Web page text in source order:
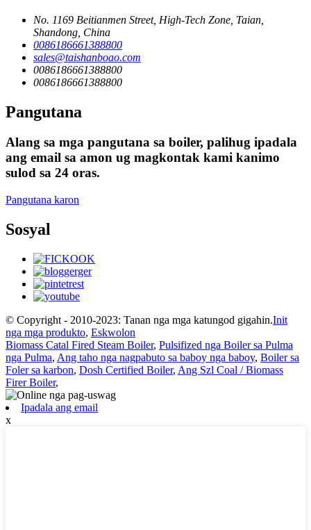
No. 1169 Beitianmen Street, High-Tech Zone, Taian,
Shandong, China
0086186661388800
sales@taishanboao.com
0086186661388800
0086186661388800
Pangutana
Alang sa mga pangutana sa boiler, palihug ipadala
ang email sa amon ug magkontak kami kanimo
sulod sa 24 oras.
Pangutana karon
Sosyal
© Copyright - 2010-2023: Tanan nga mga katungod gigahin.Init
nga mga produkto, Eskwolon
Biomass Catal Fired Steam Boiler, Pulsifized nga Boiler sa Pulma
nga Pulma, Ang taho nga nagpabuto sa baboy nga baboy, Boiler sa
Foler sa karbon, Dosh Certified Boiler, Ang Szl Coal / Biomass
Firer Boiler,
Ipadala ang email
x